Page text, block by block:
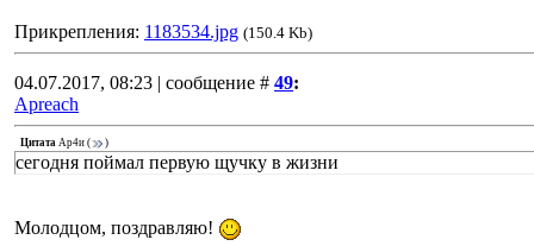
Прикрепления: 1183534.jpg (150.4 Kb)
04.07.2017, 08:23 | сообщение # 49:
Apreach
Цитата Ар4и ( )
сегодня поймал первую щучку в жизни
Молодцом, поздравляю!